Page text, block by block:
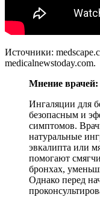
Источники:
medicalnewstoday.com.
Мнение врачей:
Ингаляции для
безопасным и
симптомов.
натуральные
эвкалипта или
помогают
бронхах,
Однако перед